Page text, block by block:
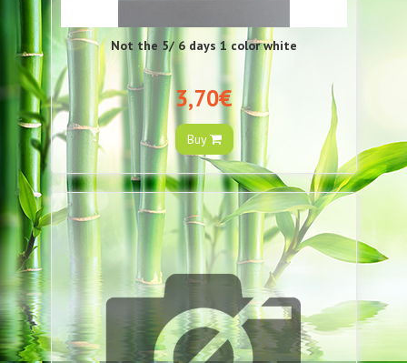
Not the 5/ 6 days 1 color white
3,70€
Buy